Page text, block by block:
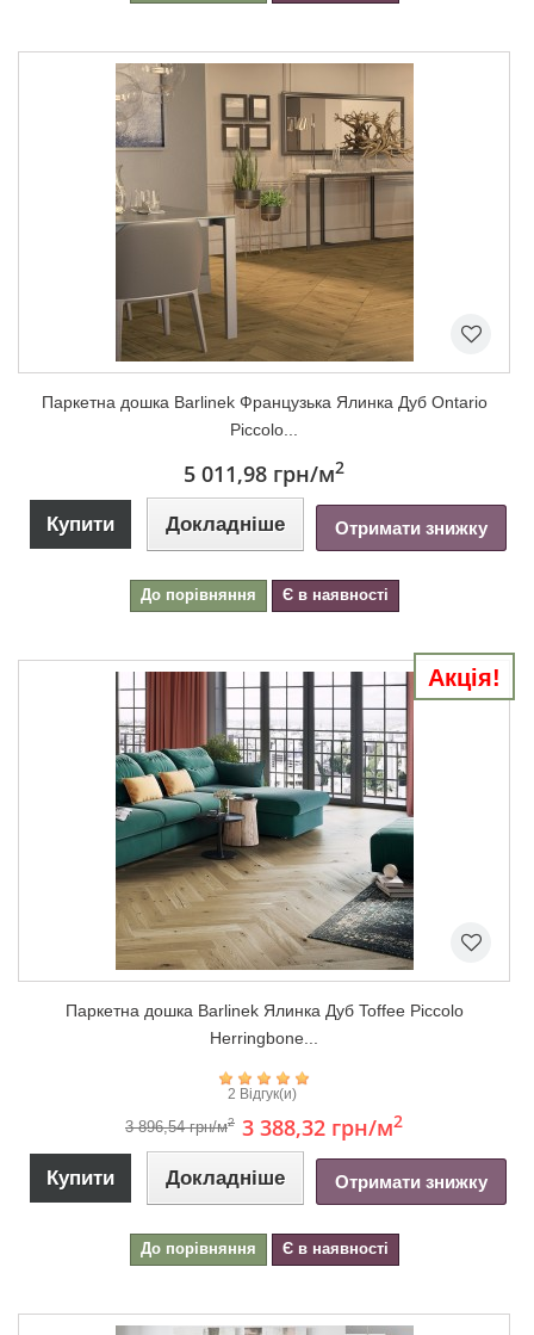
Паркетна дошка Barlinek Французька Ялинка Дуб Ontario
Piccolo...
5 011,98 грн/м2
Купити Докладніше Отримати знижку
До порівняння Є в наявності
Акція!
Паркетна дошка Barlinek Ялинка Дуб Toffee Piccolo
Herringbone...
2 Відгук(и)
3 896,54 грн/м2 3 388,32 грн/м2
Купити Докладніше Отримати знижку
До порівняння Є в наявності